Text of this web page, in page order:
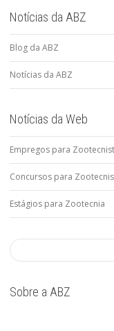
Notícias da ABZ
Blog da ABZ
Notícias da ABZ
Notícias da Web
Empregos para
Concursos para
Estágios para Zootecnia
Sobre a ABZ